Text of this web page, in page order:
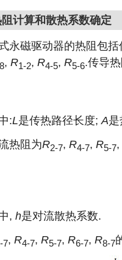
计算和散热系数确定
永磁驱动器的热阻包
, R1-2, R4-5, R5-6.传导
:L是传热路径长度; A
热阻为R2-7, R4-7, R5-7,
, h是对流散热系数.
7, R4-7, R5-7, R6-7, R8-7